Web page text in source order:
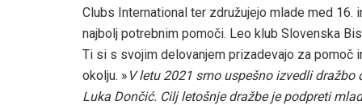
Clubs International ter združujejo mlade med 16.
najbolj potrebnim pomoči. Leo klub Slovenska
Ti si s svojim delovanjem prizadevajo za pomoč
okolju. » V letu 2021 smo uspešno izvedli
Luka Dončić. Cilj letošnje dražbe je podpreti